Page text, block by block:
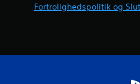
Fortrolighedspolitik og